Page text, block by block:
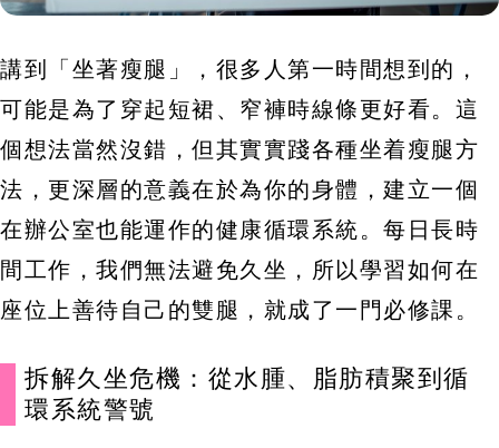
講到「坐著瘦腿」，很多人第一時間想到的，
可能是為了穿起短裙、窄褲時線條更好看。這
個想法當然沒錯，但其實實踐各種坐着瘦腿方
法，更深層的意義在於為你的身體，建立一個
在辦公室也能運作的健康循環系統。每日長時
間工作，我們無法避免久坐，所以學習如何在
座位上善待自己的雙腿，就成了一門必修課。
拆解久坐危機：從水腫、脂肪積聚到循
環系統警號